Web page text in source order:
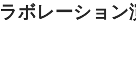
ボレーション